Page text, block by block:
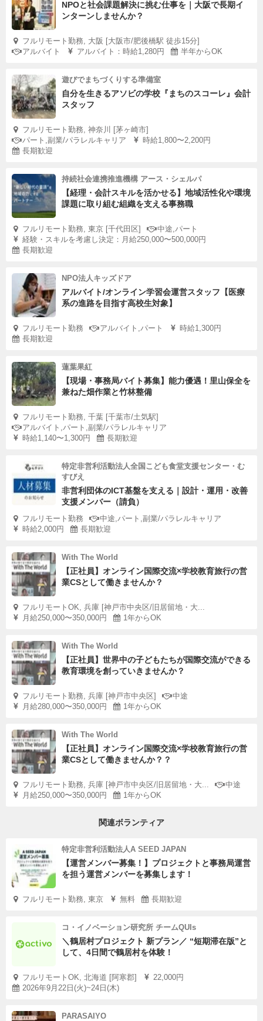
NPOと社会課題解決に挑む仕事を｜大阪で長期イ
ンターンしませんか？
フルリモート勤務, 大阪 [大阪市/肥後橋駅 徒歩15分]
アルバイト
アルバイト：時給1,280円 半年からOK
遊びでまちづくりする準備室
自分を生きるアソビの学校『まちのスコーレ』会計
スタッフ
フルリモート勤務, 神奈川 [茅ヶ崎市]
パート,副業/パラレルキャリア
時給1,800〜2,200円
長期歓迎
持続社会連携推進機構 アース・シェルパ
【経理・会計スキルを活かせる】地域活性化や環境
課題に取り組む組織を支える事務職
フルリモート勤務, 東京 [千代田区]
中途,パート
経験・スキルを考慮し決定：月給250,000〜500,000円
長期歓迎
NPO法人キッズドア
アルバイト/オンライン学習会運営スタッフ【医療
系の進路を目指す高校生対象】
フルリモート勤務 アルバイト,パート
時給1,300円
長期歓迎
蓮葉果紅
【現場・事務局バイト募集】能力優遇！里山保全を
兼ねた畑作業と竹林整備
フルリモート勤務, 千葉 [千葉市/土気駅]
アルバイト,パート,副業/パラレルキャリア
時給1,140〜1,300円
長期歓迎
特定非営利活動法人全国こども食堂支援センター・む
すびえ
非営利団体のICT基盤を支える｜設計・運用・改善
支援メンバー（請負）
フルリモート勤務
中途,パート,副業/パラレルキャリア
時給2,000円
長期歓迎
With The World
【正社員】オンライン国際交流×学校教育旅行の営
業CSとして働きませんか？
フルリモートOK, 兵庫 [神戸市中央区/旧居留地・大...
月給250,000〜350,000円
1年からOK
With The World
【正社員】世界中の子どもたちが国際交流ができる
教育環境を創っていきませんか？
フルリモート勤務, 兵庫 [神戸市中央区]
中途
月給280,000〜350,000円
1年からOK
With The World
【正社員】オンライン国際交流×学校教育旅行の営
業CSとして働きませんか？？
フルリモート勤務, 兵庫 [神戸市中央区/旧居留地・大...
中途
月給250,000〜350,000円
1年からOK
関連ボランティア
特定非営利活動法人A SEED JAPAN
【運営メンバー募集！】プロジェクトと事務局運営
を担う運営メンバーを募集します！
フルリモート勤務, 東京 無料 長期歓迎
コ・イノベーション研究所 チームQUIs
＼鶴居村プロジェクト 新プラン／ “短期滞在版”と
して、4日間で鶴居村を体験！
フルリモートOK, 北海道 [阿寒郡]
22,000円
2026年9月22日(火)~24日(木)
PARASAIYO